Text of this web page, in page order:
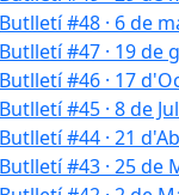
Butlletí #48 · 6 de
Butlletí #47 · 19 de
Butlletí #46 · 17
Butlletí #45 · 8 de
Butlletí #44 · 21
Butlletí #43 · 25 de